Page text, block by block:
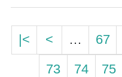
|< < … 67
73
74 75